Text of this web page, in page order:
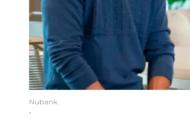
Nubank.
.